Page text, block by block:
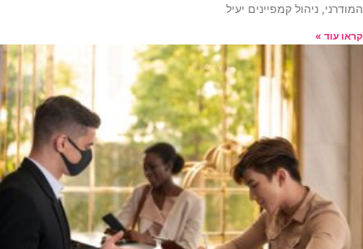
המודרני, ניהול קמפיינים יעיל
קראו עוד »